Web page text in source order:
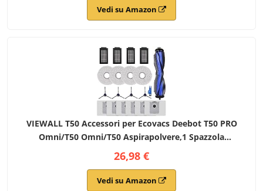
Vedi su Amazon
VIEWALL T50 Accessori per Ecovacs Deebot T50 PRO
Omni/T50 Omni/T50 Aspirapolvere,1 Spazzola
Principale,4 Spazzole Laterali,4 Filtri HEPA,6 Sacchetti
per Polvere,1 Strumento per la Pulizia
26,98 €
Vedi su Amazon